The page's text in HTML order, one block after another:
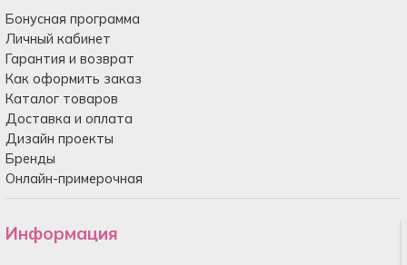
Бонусная программа
Личный кабинет
Гарантия и возврат
Как оформить заказ
Каталог товаров
Доставка и оплата
Дизайн проекты
Бренды
Онлайн-примерочная
Информация